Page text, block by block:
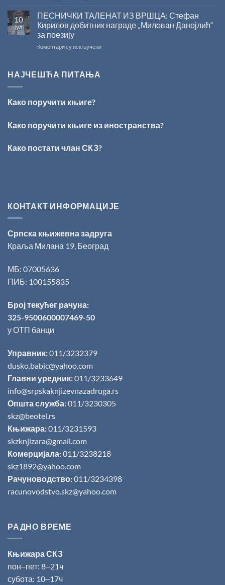
Сали
одржано
уручење
10
јул
ПЕСНИЧКИ ТАЛЕНАТ ИЗ ВРШЦА: Стефан
Кирилов добитник награде „Милован Данојлић“
за поезију
Коментари су искљученина
„Милован
поезију
НАЈЧЕШЋА ПИТАЊА
Како поручити књиге?
Како поручити књиге из иностранства?
Како постати члан СКЗ?
КОНТАКТ ИНФОРМАЦИЈЕ
Српска књижевна задруга
Краља Милана 19, Београд
МБ: 07005636
ПИБ: 100155835
Број текућег рачуна:
325-9500600007469-50
у ОТП банци
Управник:011/3232379
dusko.babic@yahoo.com
Главни уредник:011/3233649
info@srpskaknjizevnazadruga.rs
Општа служба:011/3230305
skz@beotel.rs
Књижара:011/3231593
skzknjizara@gmail.com
Комерцијала:011/3238218
skz1892@yahoo.com
Рачуноводство:011/3234398
racunovodstvo.skz@yahoo.com
РАДНО ВРЕМЕ
Књижара СКЗ
пон‒пет: 8‒21ч
субота: 10‒17ч